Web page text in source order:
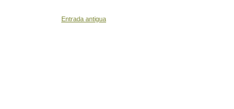
Entrada antigua